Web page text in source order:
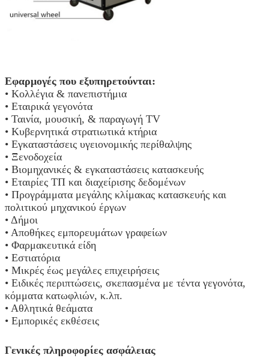
Εφαρμογές που εξυπηρετούνται:
• Κολλέγια & πανεπιστήμια
• Εταιρικά γεγονότα
• Ταινία, μουσική, & παραγωγή TV
• Κυβερνητικά στρατιωτικά κτήρια
• Εγκαταστάσεις υγειονομικής περίθαλψης
• Ξενοδοχεία
• Βιομηχανικές & εγκαταστάσεις κατασκευής
• Εταιρίες ΤΠ και διαχείρισης δεδομένων
• Προγράμματα μεγάλης κλίμακας κατασκευής και
πολιτικού μηχανικού έργων
• Δήμοι
• Αποθήκες εμπορευμάτων γραφείων
• Φαρμακευτικά είδη
• Εστιατόρια
• Μικρές έως μεγάλες επιχειρήσεις
• Ειδικές περιπτώσεις, σκεπασμένα με τέντα γεγονότα,
κόμματα κατωφλιών, κ.λπ.
• Αθλητικά θεάματα
• Εμπορικές εκθέσεις
Γενικές πληροφορίες ασφάλειας